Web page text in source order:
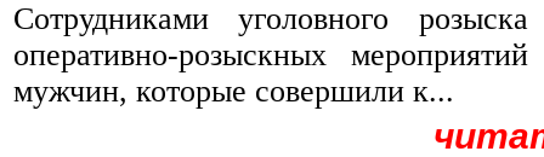
Сотрудниками уголовного
оперативно-розыскных
мужчин, которые совершили к...